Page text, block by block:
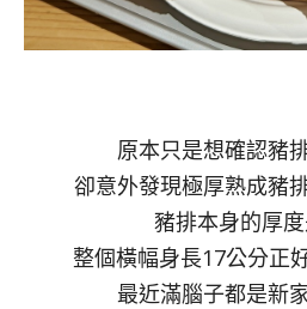
原本只是想確認豬
卻意外發現極厚熟成豬
豬排本身的厚
整個橫幅身長17公分正
最近滿腦子都是新